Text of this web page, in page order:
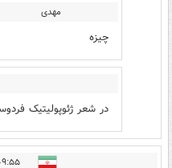
مهدی
چیزه
در شعر ژئوپولیتیک فردوسی
۰۹:۵۵ - ۱۴۰۴/